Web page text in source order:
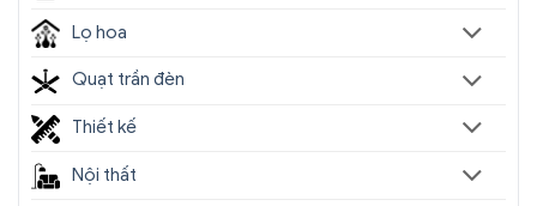
Lọ hoa
Quạt trần đèn
Thiết kế
Nội thất